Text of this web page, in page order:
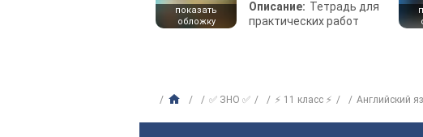
показать
обложку
Описание: Тетрадь для
практических работ
✅ ЗНО ✅ ⚡ 11 класс ⚡ Английский